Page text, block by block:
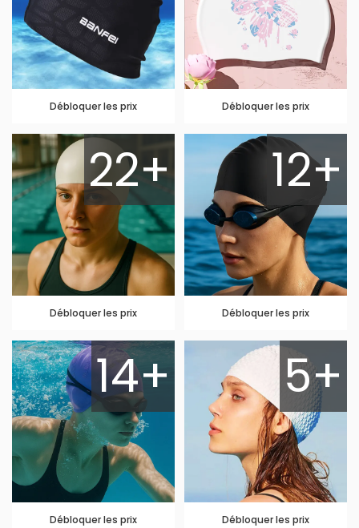
Débloquer les prix Débloquer les prix
22+
Débloquer les prix
12+
Débloquer les prix
14+
Débloquer les prix
5+
Débloquer les prix